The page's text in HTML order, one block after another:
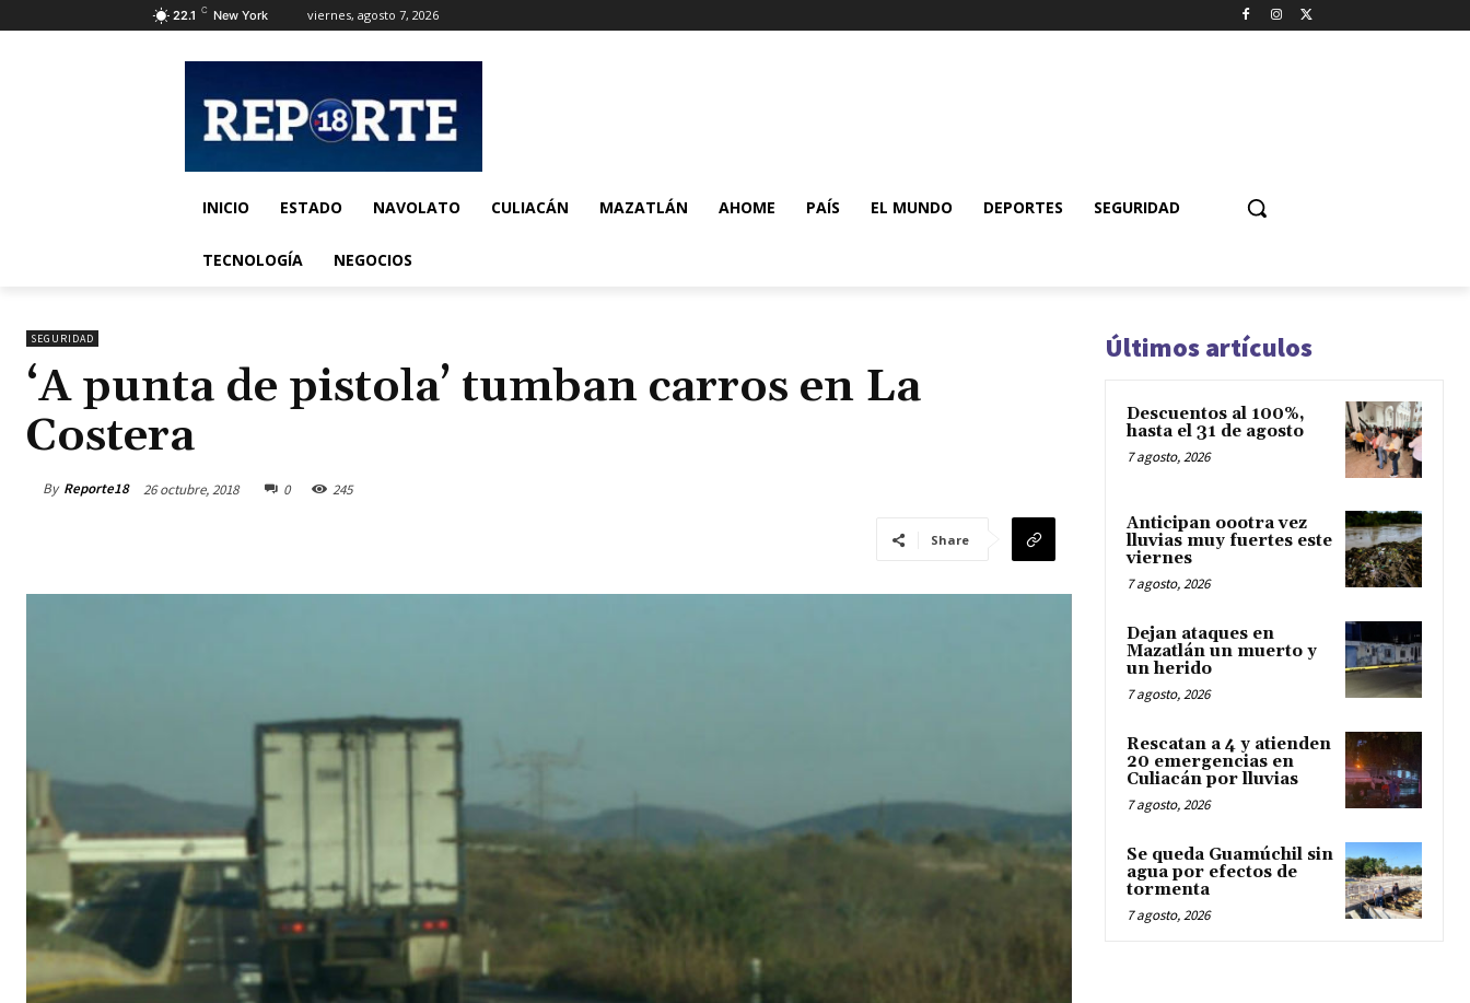
22.1 C New York viernes, agosto 7, 2026
INICIO ESTADO NAVOLATO CULIACÁN MAZATLÁN AHOME PAÍS EL MUNDO DEPORTES SEGURIDAD
TECNOLOGÍA NEGOCIOS
SEGURIDAD
‘A punta de pistola’ tumban carros en La
Costera
By Reporte18 26 octubre, 2018 0 245
Share
Últimos artículos
Descuentos al 100%,
hasta el 31 de agosto
7 agosto, 2026
Anticipan oootra vez
lluvias muy fuertes este
viernes
7 agosto, 2026
Dejan ataques en
Mazatlán un muerto y
un herido
7 agosto, 2026
Rescatan a 4 y atienden
20 emergencias en
Culiacán por lluvias
7 agosto, 2026
Se queda Guamúchil sin
agua por efectos de
tormenta
7 agosto, 2026